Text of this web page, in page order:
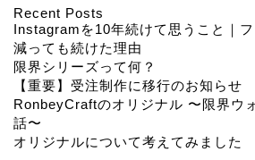
Recent Posts
Instagramを10年続けて思うこと｜
減っても続けた理由
限界シリーズって何？
【重要】受注制作に移行のお知らせ
RonbeyCraftのオリジナル 〜限界ウ
話〜
オリジナルについて考えてみました